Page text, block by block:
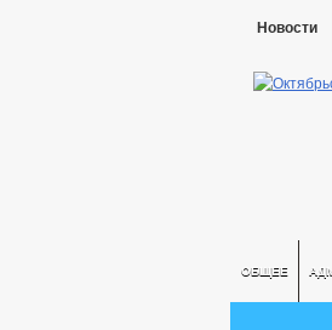
Новости
ОБЩЕЕ